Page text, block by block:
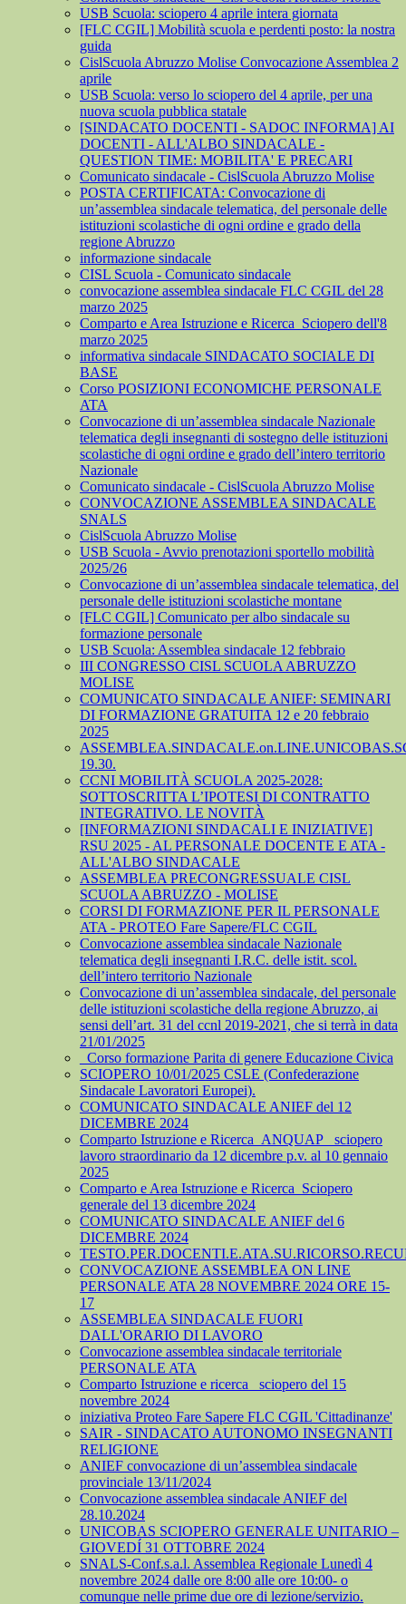
USB Scuola: sciopero 4 aprile intera giornata
[FLC CGIL] Mobilità scuola e perdenti posto: la nostra
guida
CislScuola Abruzzo Molise Convocazione Assemblea 2
aprile
USB Scuola: verso lo sciopero del 4 aprile, per una
nuova scuola pubblica statale
[SINDACATO DOCENTI - SADOC INFORMA] AI
DOCENTI - ALL'ALBO SINDACALE -
QUESTION TIME: MOBILITA' E PRECARI
Comunicato sindacale - CislScuola Abruzzo Molise
POSTA CERTIFICATA: Convocazione di
un’assemblea sindacale telematica, del personale delle
istituzioni scolastiche di ogni ordine e grado della
regione Abruzzo
informazione sindacale
CISL Scuola - Comunicato sindacale
convocazione assemblea sindacale FLC CGIL del 28
marzo 2025
Comparto e Area Istruzione e Ricerca_Sciopero dell'8
marzo 2025
informativa sindacale SINDACATO SOCIALE DI
BASE
Corso POSIZIONI ECONOMICHE PERSONALE
ATA
Convocazione di un’assemblea sindacale Nazionale
telematica degli insegnanti di sostegno delle istituzioni
scolastiche di ogni ordine e grado dell’intero territorio
Nazionale
Comunicato sindacale - CislScuola Abruzzo Molise
CONVOCAZIONE ASSEMBLEA SINDACALE
SNALS
CislScuola Abruzzo Molise
USB Scuola - Avvio prenotazioni sportello mobilità
2025/26
Convocazione di un’assemblea sindacale telematica, del
personale delle istituzioni scolastiche montane
[FLC CGIL] Comunicato per albo sindacale su
formazione personale
USB Scuola: Assemblea sindacale 12 febbraio
III CONGRESSO CISL SCUOLA ABRUZZO
MOLISE
COMUNICATO SINDACALE ANIEF: SEMINARI
DI FORMAZIONE GRATUITA 12 e 20 febbraio
2025
19.30.
CCNI MOBILITÀ SCUOLA 2025-2028:
SOTTOSCRITTA L’IPOTESI DI CONTRATTO
INTEGRATIVO. LE NOVITÀ
[INFORMAZIONI SINDACALI E INIZIATIVE]
RSU 2025 - AL PERSONALE DOCENTE E ATA -
ALL'ALBO SINDACALE
ASSEMBLEA PRECONGRESSUALE CISL
SCUOLA ABRUZZO - MOLISE
CORSI DI FORMAZIONE PER IL PERSONALE
ATA - PROTEO Fare Sapere/FLC CGIL
Convocazione assemblea sindacale Nazionale
telematica degli insegnanti I.R.C. delle istit. scol.
dell’intero territorio Nazionale
Convocazione di un’assemblea sindacale, del personale
delle istituzioni scolastiche della regione Abruzzo, ai
sensi dell’art. 31 del ccnl 2019-2021, che si terrà in data
21/01/2025
_Corso formazione Parita di genere Educazione Civica
SCIOPERO 10/01/2025 CSLE (Confederazione
Sindacale Lavoratori Europei).
COMUNICATO SINDACALE ANIEF del 12
DICEMBRE 2024
Comparto Istruzione e Ricerca_ANQUAP_ sciopero
lavoro straordinario da 12 dicembre p.v. al 10 gennaio
2025
Comparto e Area Istruzione e Ricerca_Sciopero
generale del 13 dicembre 2024
COMUNICATO SINDACALE ANIEF del 6
DICEMBRE 2024
CONVOCAZIONE ASSEMBLEA ON LINE
PERSONALE ATA 28 NOVEMBRE 2024 ORE 15-
17
ASSEMBLEA SINDACALE FUORI
DALL'ORARIO DI LAVORO
Convocazione assemblea sindacale territoriale
PERSONALE ATA
Comparto Istruzione e ricerca_ sciopero del 15
novembre 2024
iniziativa Proteo Fare Sapere FLC CGIL 'Cittadinanze'
SAIR - SINDACATO AUTONOMO INSEGNANTI
RELIGIONE
ANIEF convocazione di un’assemblea sindacale
provinciale 13/11/2024
Convocazione assemblea sindacale ANIEF del
28.10.2024
UNICOBAS SCIOPERO GENERALE UNITARIO –
GIOVEDÍ 31 OTTOBRE 2024
SNALS-Conf.s.a.l. Assemblea Regionale Lunedì 4
novembre 2024 dalle ore 8:00 alle ore 10:00- o
comunque nelle prime due ore di lezione/servizio.